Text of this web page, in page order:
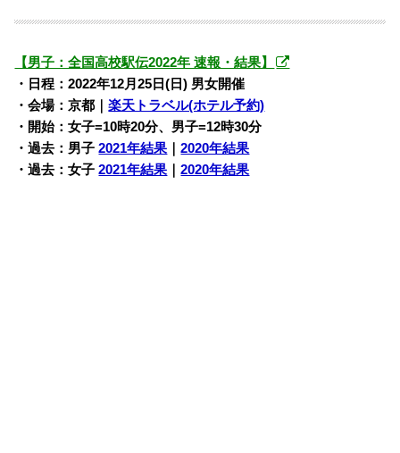
【男子：全国高校駅伝2022年 速報・結果】
・日程：2022年12月25日(日) 男女開催
・会場：京都｜楽天トラベル(ホテル予約)
・開始：女子=10時20分、男子=12時30分
・過去：男子2021年結果 ｜2020年結果
・過去：女子2021年結果 ｜2020年結果